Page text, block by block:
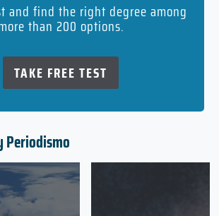
and find the right degree among
than 200 options.
TAKE FREE TEST
Periodismo